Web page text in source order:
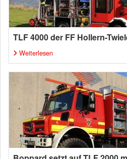
TLF 4000 der FF Hollern-
Weiterlesen